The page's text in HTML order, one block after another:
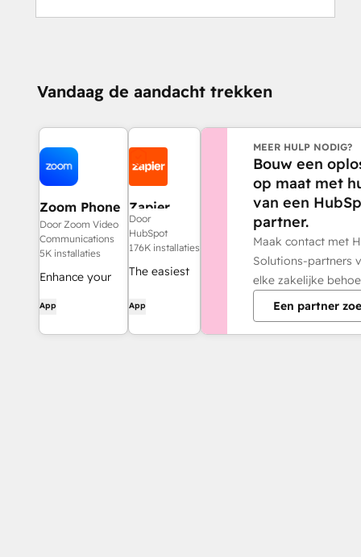
Vandaag de aandacht trekken
Zoom Phone
for HubSpot
Door Zoom Video
Communications
5K installaties
Enhance your
experience and
streamline your
App
Zapier
Door
HubSpot
176K installaties
The easiest
automate
and connect
App
MEER HULP NODIG?
Bouw een
op maat met
van een
partner.
Maak contact met
Solutions-partners
elke zakelijke
Een partner